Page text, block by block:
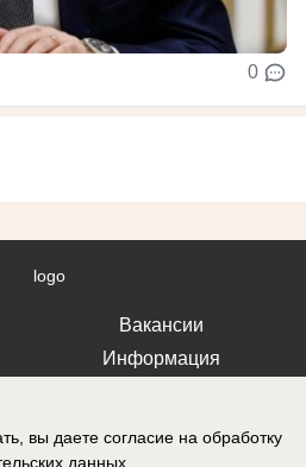
0
Вакансии
Информация
вы даете согласие на обработку
данных.